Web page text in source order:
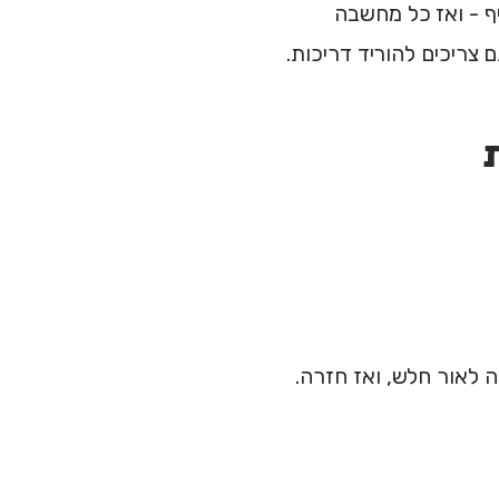
- ואז כל מחשבה
לאור חלש, ואז חזרה.